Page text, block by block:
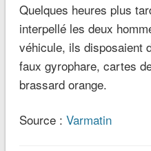
Quelques heures plus
interpellé les deux
véhicule, ils disposaient
faux gyrophare, cartes
brassard orange.
Source : Varmatin